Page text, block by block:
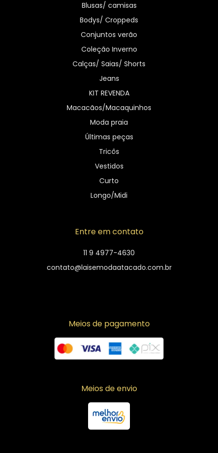
Blusas/ camisas
Bodys/ Croppeds
Conjuntos verão
Coleção Inverno
Calças/ Saias/ Shorts
Jeans
KIT REVENDA
Macacãos/Macaquinhos
Moda praia
Últimas peças
Tricôs
Vestidos
Curto
Longo/Midi
Entre em contato
11 9 4977-4630
contato@laisemodaatacado.com.br
Meios de pagamento
Meios de envio